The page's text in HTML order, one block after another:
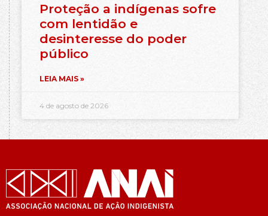
Proteção a indígenas sofre
com lentidão e
desinteresse do poder
público
LEIA MAIS »
4 de agosto de 2026